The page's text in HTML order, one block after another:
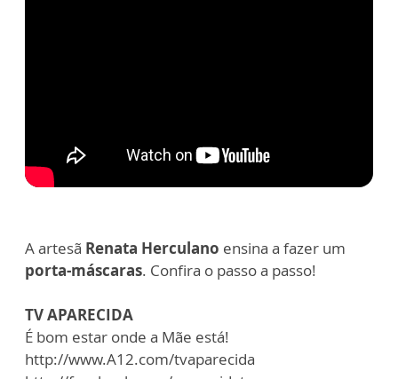
A artesã Renata Herculano ensina a fazer um
porta-máscaras. Confira o passo a passo!
TV APARECIDA
É bom estar onde a Mãe está!
http://www.A12.com/tvaparecida